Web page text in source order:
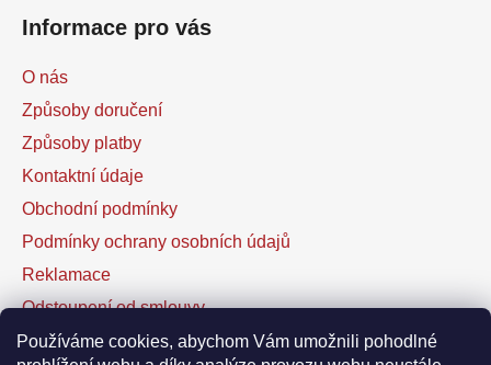
Používáme cookies, abychom Vám umožnili pohodlné
Informace pro vás
O nás
Způsoby doručení
Způsoby platby
Kontaktní údaje
Obchodní podmínky
Podmínky ochrany osobních údajů
Reklamace
Odstoupení od smlouvy
Kontaktní formulář